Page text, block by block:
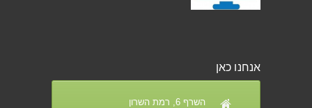
אנחנו כאן
השרף 6, רמת השרון